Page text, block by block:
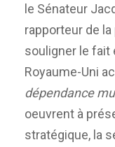
le Sénateur
rapporteur de
souligner le fait
Royaume-Uni
dépendance
oeuvrent à
stratégique, la